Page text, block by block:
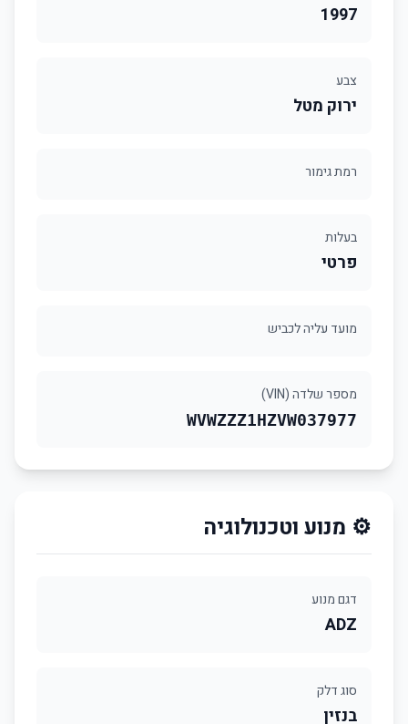
1997
צבע
ירוק מטל
רמת גימור
בעלות
פרטי
מועד עליה לכביש
מספר שלדה (VIN)
WVWZZZ1HZVW037977
⚙️ מנוע וטכנולוגיה
דגם מנוע
ADZ
סוג דלק
בנזין